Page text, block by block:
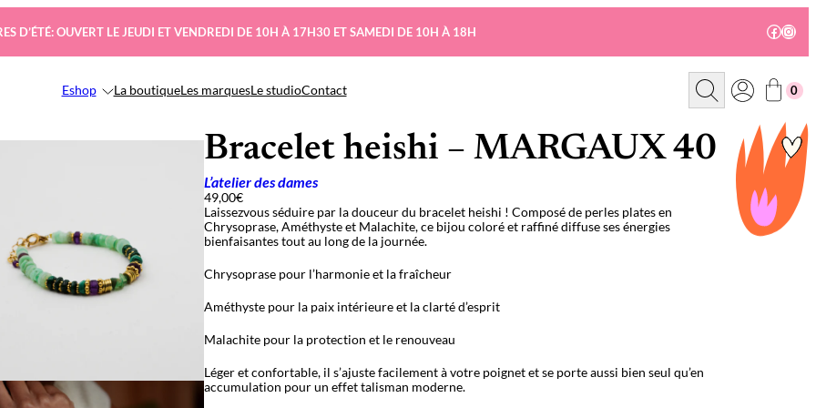
D’ÉTÉ: OUVERT LE JEUDI ET VENDREDI DE 10H À 17H30 ET SAMEDI DE 10H À 18H
Eshop La boutiqueLes marquesLe studioContact
R
c
e
r
0
Bracelet heishi – MARGAUX 40
L’atelier des dames
49,00€
Laissezvous séduire par la douceur du bracelet heishi ! Composé de perles plates en
Chrysoprase, Améthyste et Malachite, ce bijou coloré et raffiné diffuse ses énergies
bienfaisantes tout au long de la journée.
Chrysoprase pour l’harmonie et la fraîcheur
Améthyste pour la paix intérieure et la clarté d’esprit
Malachite pour la protection et le renouveau
Léger et confortable, il s’ajuste facilement à votre poignet et se porte aussi bien seul qu’en
accumulation pour un effet talisman moderne.